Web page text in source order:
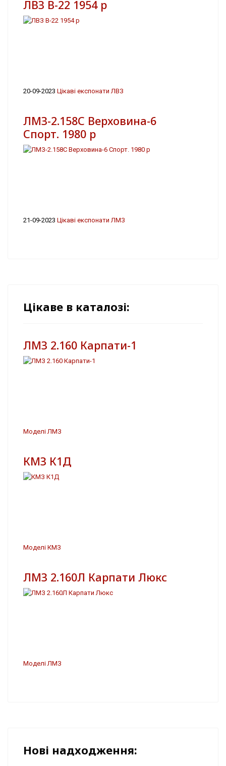
ЛВЗ В-22 1954 р
20-09-2023 Цікаві експонати ЛВЗ
ЛМЗ-2.158С Верховина-6
Спорт. 1980 р
21-09-2023 Цікаві експонати ЛМЗ
Цікаве в каталозі:
ЛМЗ 2.160 Карпати-1
Моделі ЛМЗ
КМЗ К1Д
Моделі КМЗ
ЛМЗ 2.160Л Карпати Люкс
Моделі ЛМЗ
Нові надходження: